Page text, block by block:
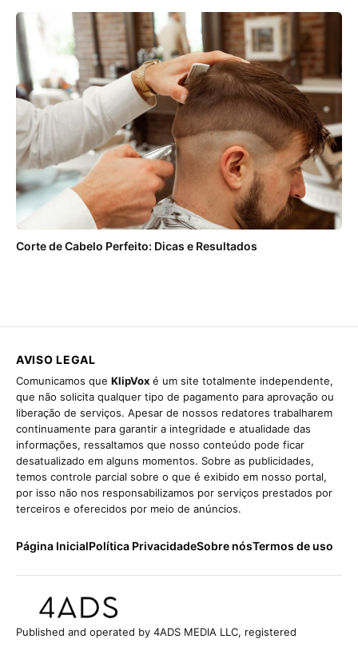
Corte de Cabelo Perfeito: Dicas e Resultados
AVISO LEGAL
Comunicamos que KlipVox é um site totalmente independente,
que não solicita qualquer tipo de pagamento para aprovação ou
liberação de serviços. Apesar de nossos redatores trabalharem
continuamente para garantir a integridade e atualidade das
informações, ressaltamos que nosso conteúdo pode ficar
desatualizado em alguns momentos. Sobre as publicidades,
temos controle parcial sobre o que é exibido em nosso portal,
por isso não nos responsabilizamos por serviços prestados por
terceiros e oferecidos por meio de anúncios.
Página InicialPolítica PrivacidadeSobre nósTermos de uso
Published and operated by 4ADS MEDIA LLC, registered